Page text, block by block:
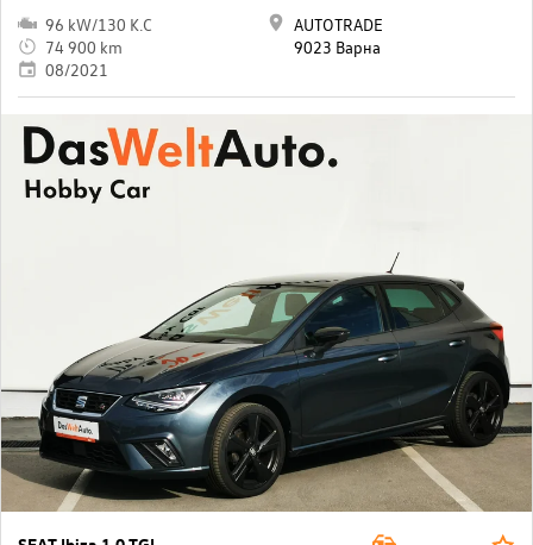
96 kW/130 K.C
74 900 km
08/2021
AUTOTRADE
9023 Варна